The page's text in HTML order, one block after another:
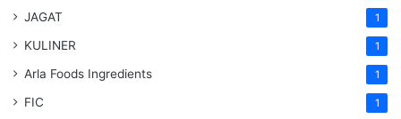
JAGAT 1
KULINER 1
Arla Foods Ingredients 1
FIC 1